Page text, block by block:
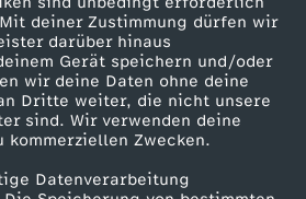
deiner Zustimmung dürfen wir
darüber hinaus
Gerät speichern und/oder
wir deine Daten ohne deine
Dritte weiter, die nicht unsere
sind. Wir verwenden deine
kommerziellen Zwecken.
Datenverarbeitung
Service
ZDFmitreden
Kontakt zum ZDF
Tickets
Zuschauerservice